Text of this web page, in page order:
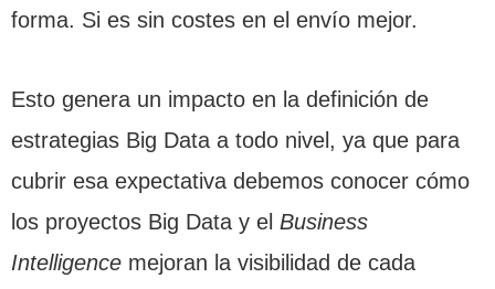
forma. Si es sin costes en el envío mejor.
Esto genera un impacto en la definición de
estrategias Big Data a todo nivel, ya que para
cubrir esa expectativa debemos conocer cómo
los proyectos Big Data y el Business
Intelligence mejoran la visibilidad de cada